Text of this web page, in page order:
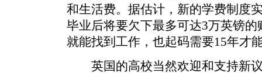
和生活费。据估计，新的学费制度
毕业后将要欠下最多可达3万英镑
就能找到工作，也起码需要15年才
英国的高校当然欢迎和支持新议